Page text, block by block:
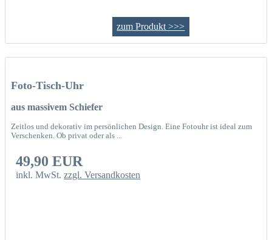
zum Produkt >>>
Foto-Tisch-Uhr
aus massivem Schiefer
Zeitlos und dekorativ im persönlichen Design. Eine Fotouhr ist ideal zum
Verschenken. Ob privat oder als ...
49,90 EUR
inkl. MwSt.zzgl. Versandkosten